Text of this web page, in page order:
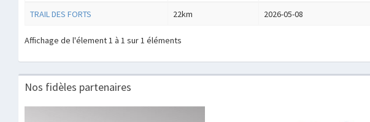
TRAIL DES FORTS 22km 2026-05-08
Affichage de l'élement 1 à 1 sur 1 éléments
Nos fidèles partenaires